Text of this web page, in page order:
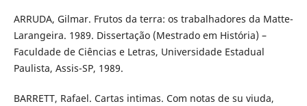
ARRUDA, Gilmar. Frutos da terra: os trabalhadores da Matte-
Larangeira. 1989. Dissertação (Mestrado em História) –
Faculdade de Ciências e Letras, Universidade Estadual
Paulista, Assis-SP, 1989.
BARRETT, Rafael. Cartas intimas. Com notas de su viuda,